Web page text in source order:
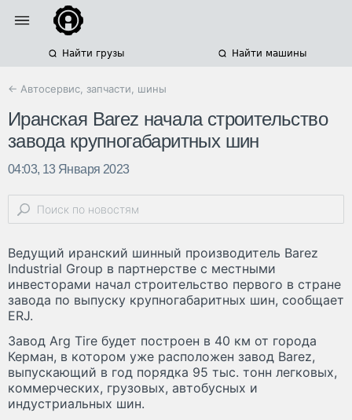
Найти грузы Найти машины
← Автосервис, запчасти, шины
Иранская Barez начала строительство
завода крупногабаритных шин
04:03, 13 Января 2023
Ведущий иранский шинный производитель Barez
Industrial Group в партнерстве с местными
инвесторами начал строительство первого в стране
завода по выпуску крупногабаритных шин, сообщает
ERJ.
Завод Arg Tire будет построен в 40 км от города
Керман, в котором уже расположен завод Barez,
выпускающий в год порядка 95 тыс. тонн легковых,
коммерческих, грузовых, автобусных и
индустриальных шин.